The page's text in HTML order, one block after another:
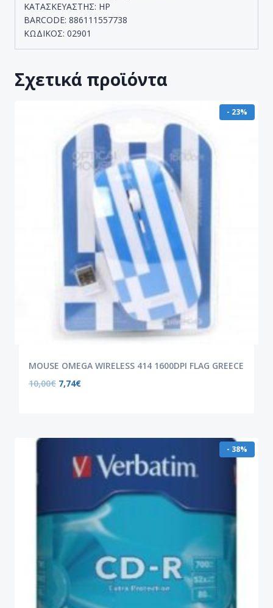
ΚΑΤΑΣΚΕΥΑΣΤΗΣ: HP
BARCODE: 886111557738
ΚΩΔΙΚΟΣ: 02901
Σχετικά προϊόντα
- 23%
MOUSE OMEGA WIRELESS 414 1600DPI FLAG GREECE
10,00€ 7,74€
- 38%